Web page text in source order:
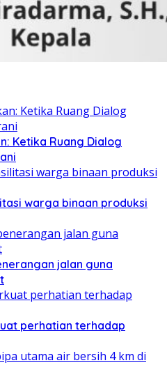
Ketika Ruang Dialog
warga binaan produksi
jalan guna
perhatian terhadap